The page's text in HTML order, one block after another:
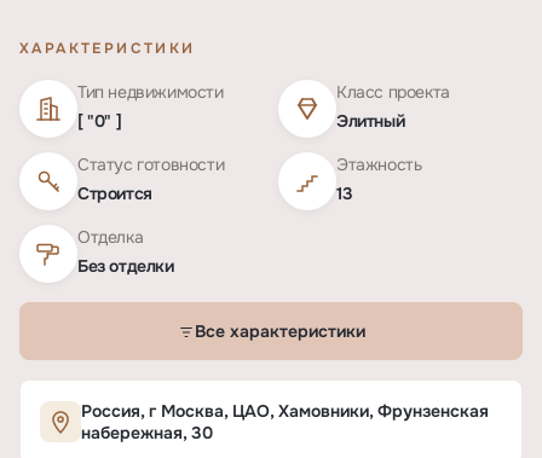
ХАРАКТЕРИСТИКИ
Тип недвижимости
[ "0" ]
Класс проекта
Элитный
Статус готовности
Строится
Этажность
13
Отделка
Без отделки
Все характеристики
Характеристики ЖК «Клубный квартал
Россия, г Москва, ЦАО, Хамовники, Фрунзенская
набережная, 30